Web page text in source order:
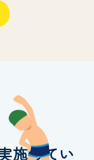
施してい